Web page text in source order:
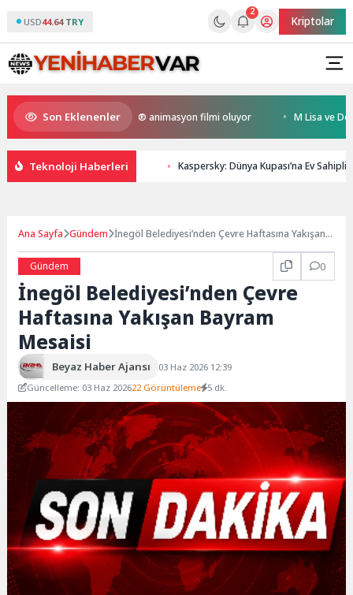
USD44.64 TRY
2
Kriptolar
Son Eklenenler
Kral Türkiye’nin ilk IMAX® animasyon filmi oluyor M Lisa ve Dolu
Teknoloji Haberleri Kaspersky: Dünya Kupası’na Ev
Ana Sayfa Gündem İnegöl Belediyesi’nden Çevre Haftasına Yakışan
Gündem
0
İnegöl Belediyesi’nden Çevre
Haftasına Yakışan Bayram
Mesaisi
Beyaz Haber Ajansı
03 Haz 2026 12:39
Güncelleme: 03 Haz 202622 Görüntüleme 5 dk.